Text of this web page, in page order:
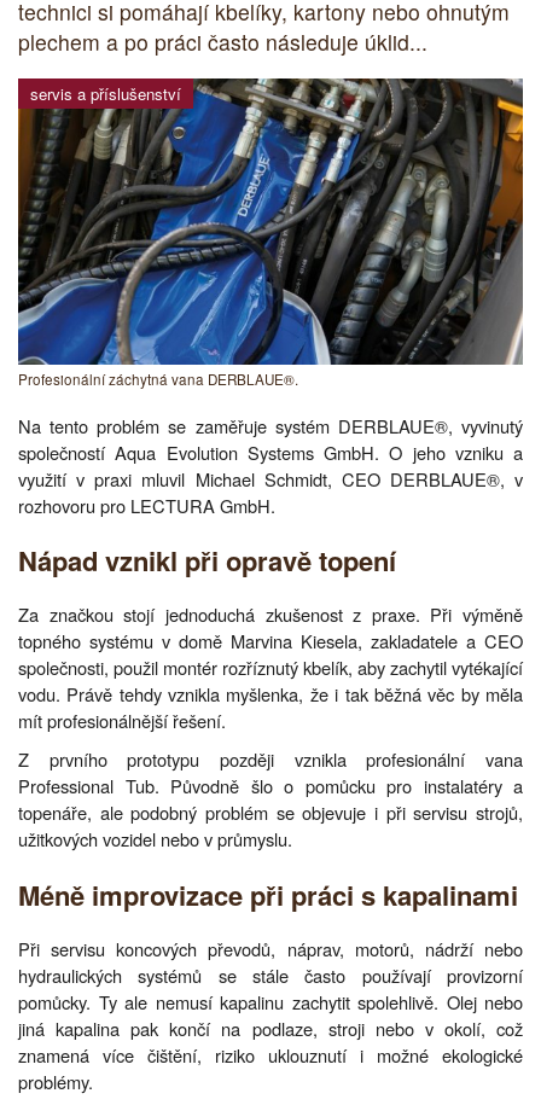
technici si pomáhají kbelíky, kartony nebo ohnutým
plechem a po práci často následuje úklid...
servis a příslušenství
Profesionální záchytná vana DERBLAUE®.
Na tento problém se zaměřuje systém DERBLAUE®, vyvinutý
společností Aqua Evolution Systems GmbH. O jeho vzniku a
využití v praxi mluvil Michael Schmidt, CEO DERBLAUE®, v
rozhovoru pro LECTURA GmbH.
Nápad vznikl při opravě topení
Za značkou stojí jednoduchá zkušenost z praxe. Při výměně
topného systému v domě Marvina Kiesela, zakladatele a CEO
společnosti, použil montér rozříznutý kbelík, aby zachytil vytékající
vodu. Právě tehdy vznikla myšlenka, že i tak běžná věc by měla
mít profesionálnější řešení.
Z prvního prototypu později vznikla profesionální vana
Professional Tub. Původně šlo o pomůcku pro instalatéry a
topenáře, ale podobný problém se objevuje i při servisu strojů,
užitkových vozidel nebo v průmyslu.
Méně improvizace při práci s kapalinami
Při servisu koncových převodů, náprav, motorů, nádrží nebo
hydraulických systémů se stále často používají provizorní
pomůcky. Ty ale nemusí kapalinu zachytit spolehlivě. Olej nebo
jiná kapalina pak končí na podlaze, stroji nebo v okolí, což
znamená více čištění, riziko uklouznutí i možné ekologické
problémy.